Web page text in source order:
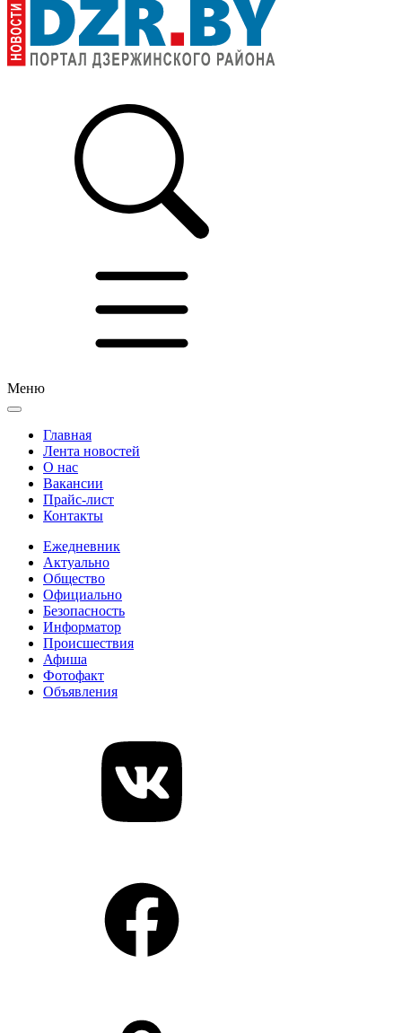
Меню
Главная
Лента новостей
О нас
Вакансии
Прайс-лист
Контакты
Ежедневник
Актуально
Общество
Официально
Безопасность
Информатор
Происшествия
Афиша
Фотофакт
Объявления